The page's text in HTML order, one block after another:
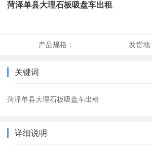
菏泽单县大理石板吸盘车出租
产品规格： 发货地:
关键词
菏泽单县大理石板吸盘车出租
详细说明